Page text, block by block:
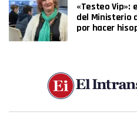
«Testeo Vip»:
del Ministerio
por hacer